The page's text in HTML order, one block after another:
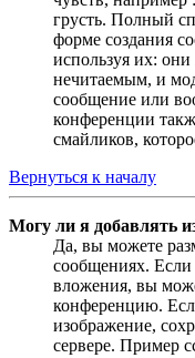
грусть. Полный
форме создания
используя их: они
нечитаемым, и
сообщение или
конференции
смайликов,
Вернуться к началу
Могу ли я добавлять
Да, вы можете
сообщениях. Если
вложения, вы
конференцию.
изображение,
сервере. Пример